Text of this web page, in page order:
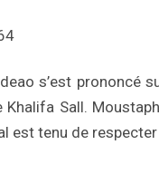
s’est prononcé
Khalifa Sall.
est tenu de